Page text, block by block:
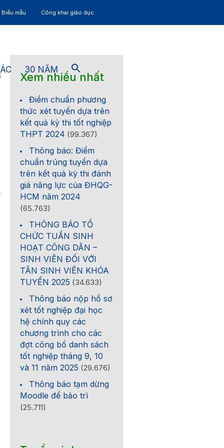
mẫu Công khai giáo dục
30 NĂM
Xem nhiều nhất
Điểm chuẩn phương
thức xét tuyển dựa trên
kết quả kỳ thi tốt nghiệp
THPT 2024 (99.367)
Thông báo: Điểm
chuẩn trúng tuyển dựa
trên kết quả kỳ thi đánh
giá năng lực của ĐHQG-
HCM năm 2024
(65.763)
THÔNG BÁO TỔ
CHỨC TUẦN SINH
HOẠT CÔNG DÂN –
SINH VIÊN ĐỐI VỚI
TÂN SINH VIÊN KHÓA
TUYỂN 2025 (34.633)
Thông báo nộp hồ sơ
xét tốt nghiệp đại học
hệ chính quy các
chương trình cho các
đợt công bố danh sách
tốt nghiệp tháng 9, 10
và 11 năm 2025 (29.676)
Thông báo tạm dừng
Moodle để bảo trì
(25.711)